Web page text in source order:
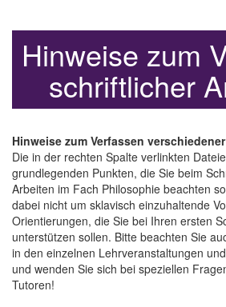
Hinweise zum
schriftlicher
Hinweise zum Verfassen
Die in der rechten Spalte verlinkten
grundlegenden Punkten, die Sie beim
Arbeiten im Fach Philosophie beachten
dabei nicht um sklavisch einzuhaltende
Orientierungen, die Sie bei Ihren ersten
unterstützen sollen. Bitte beachten Sie
in den einzelnen Lehrveranstaltungen
und wenden Sie sich bei speziellen
Tutoren!